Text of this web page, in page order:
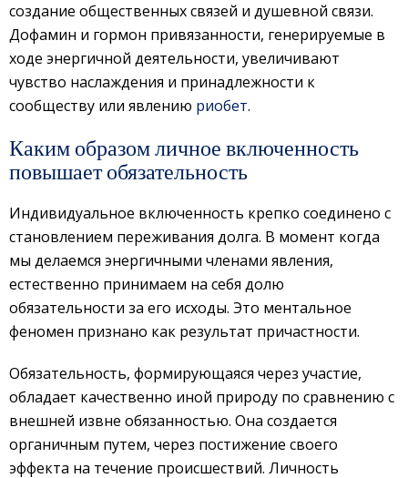
создание общественных связей и душевной связи.
Дофамин и гормон привязанности, генерируемые в
ходе энергичной деятельности, увеличивают
чувство наслаждения и принадлежности к
сообществу или явлению риобет.
Каким образом личное включенность
повышает обязательность
Индивидуальное включенность крепко соединено с
становлением переживания долга. В момент когда
мы делаемся энергичными членами явления,
естественно принимаем на себя долю
обязательности за его исходы. Это ментальное
феномен признано как результат причастности.
Обязательность, формирующаяся через участие,
обладает качественно иной природу по сравнению с
внешней извне обязанностью. Она создается
органичным путем, через постижение своего
эффекта на течение происшествий. Личность